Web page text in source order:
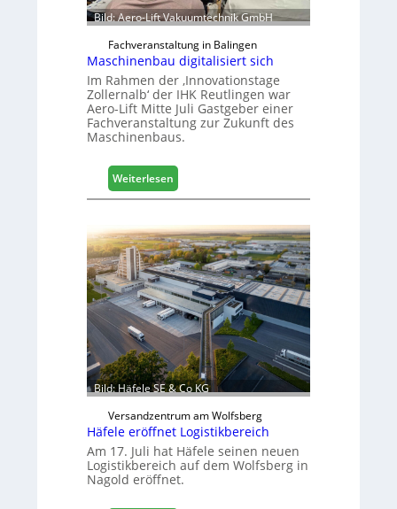
Bild: Aero-Lift Vakuumtechnik GmbH
Fachveranstaltung in Balingen
Maschinenbau digitalisiert sich
Im Rahmen der ‚Innovationstage
Zollernalb‘ der IHK Reutlingen war
Aero-Lift Mitte Juli Gastgeber einer
Fachveranstaltung zur Zukunft des
Maschinenbaus.
Weiterlesen
M
s
c
h
i
n
e
n
a
u
d
i
g
t
a
Bild: Häfele SE & Co KG
Versandzentrum am Wolfsberg
Häfele eröffnet Logistikbereich
Am 17. Juli hat Häfele seinen neuen
Logistikbereich auf dem Wolfsberg in
Nagold eröffnet.